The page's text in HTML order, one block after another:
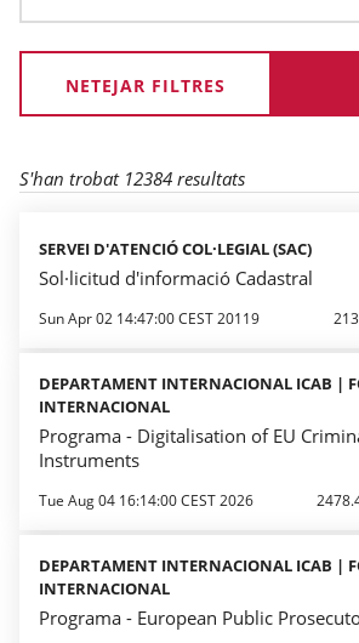
NETEJAR FILTRES
S'han trobat 12384 resultats
SERVEI D'ATENCIÓ COL·LEGIAL (SAC)
Sol·licitud d'informació Cadastral
Sun Apr 02 14:47:00 CEST 20119
DEPARTAMENT INTERNACIONAL ICAB |
INTERNACIONAL
Programa - Digitalisation of EU
Instruments
Tue Aug 04 16:14:00 CEST 2026
DEPARTAMENT INTERNACIONAL ICAB |
INTERNACIONAL
Programa - European Public